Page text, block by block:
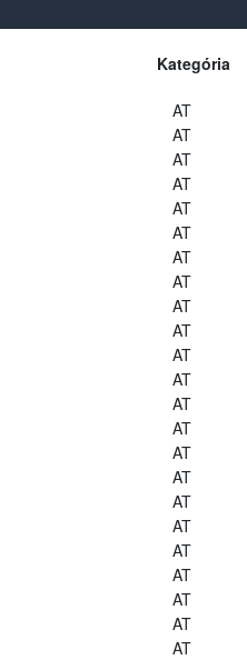
Kategória
AT
AT
AT
AT
AT
AT
AT
AT
AT
AT
AT
AT
AT
AT
AT
AT
AT
AT
AT
AT
AT
AT
AT